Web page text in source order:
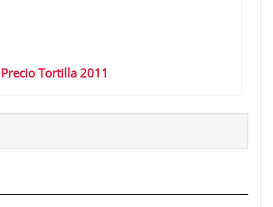
Precio Tortilla 2011